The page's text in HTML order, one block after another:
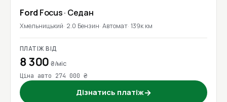
Ford Focus· Седан
Хмельницький 2.0 Бензин Автомат 139к км
ПЛАТІЖ ВІД
8 300₴/міс
Ціна авто 274 000 ₴
Дізнатись платіж→